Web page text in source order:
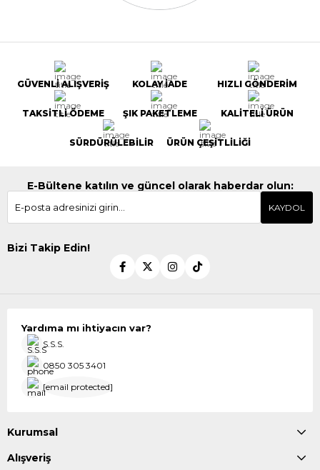
GÜVENLİ ALIŞVERİŞ KOLAY İADE HIZLI GÖNDERİM
TAKSİTLİ ÖDEME ŞIK PAKETLEME KALİTELİ ÜRÜN
SÜRDÜRÜLEBİLİR ÜRÜN ÇEŞİTLİLİĞİ
E-Bültene katılın ve güncel olarak haberdar olun:
KAYDOL
Bizi Takip Edin!
Yardıma mı ihtiyacın var?
S.S.S.
0850 305 3401
[email protected]
Kurumsal
Alışveriş